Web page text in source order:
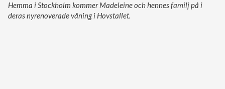
Hemma i Stockholm kommer Madeleine och hennes familj på i
deras nyrenoverade våning i Hovstallet.